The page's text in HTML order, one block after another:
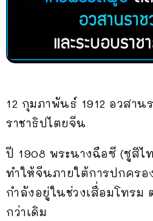
12 กุมภาพันธ์ 1912 อวสาน
ราชาธิปไตยจีน
ปี 1908 พระนางฉือซี (ซูสีไ
ทำให้จีนภายใต้การปกครอ
กำลังอยู่ในช่วงเสื่อมโทรม
กว่าเดิม